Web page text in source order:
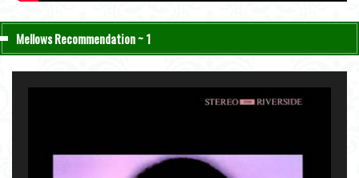
Mellows Recommendation ~ 1